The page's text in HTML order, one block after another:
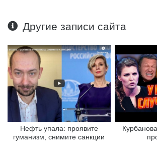
Другие записи сайта
Нефть упала: проявите
гуманизм, снимите санкции